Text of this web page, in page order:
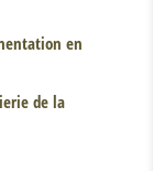
en
de la